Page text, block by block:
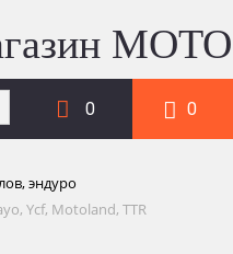
0 0
эндуро
Ycf, Motoland, TTR